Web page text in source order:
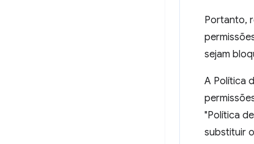
Portanto,
sejam
A Política
"Política
substituir